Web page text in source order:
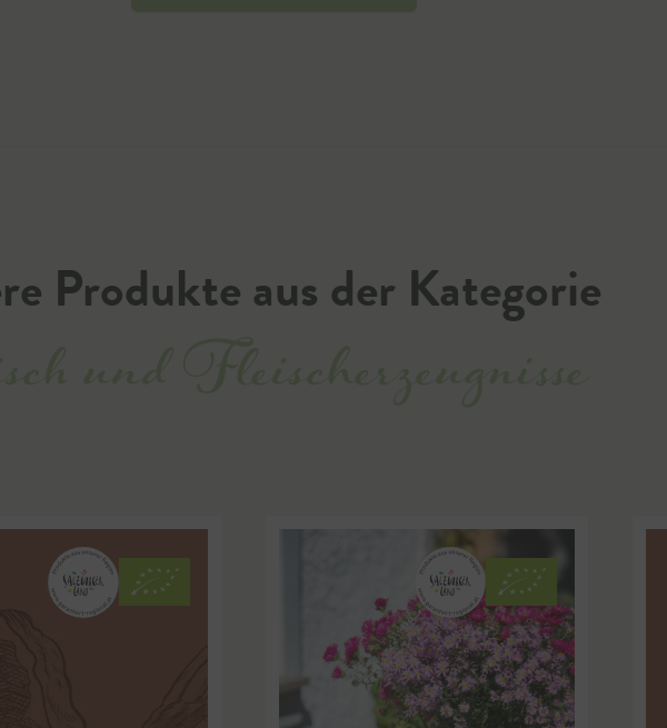
Produkte aus der Kategorie